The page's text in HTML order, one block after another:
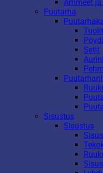
Ammeet
Puutarha
Tuolit
Setit
Sisustus
Sisustus